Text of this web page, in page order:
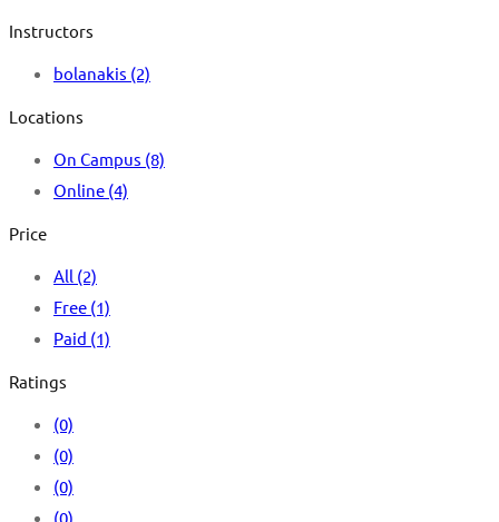
Instructors
bolanakis (2)
Locations
On Campus (8)
Online (4)
Price
All (2)
Free (1)
Paid (1)
Ratings
(0)
(0)
(0)
(0)